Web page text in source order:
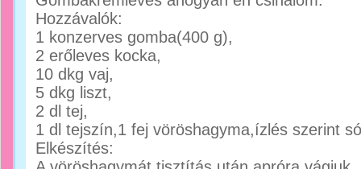
Hozzávalók:
1 konzerves gomba(400 g),
2 erőleves kocka,
10 dkg vaj,
5 dkg liszt,
2 dl tej,
1 dl tejszín,1 fej vöröshagyma,ízlés szerint
Elkészítés: